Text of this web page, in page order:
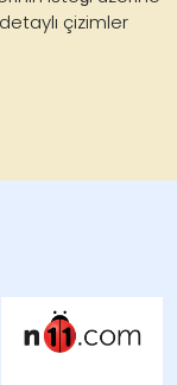
çizimler